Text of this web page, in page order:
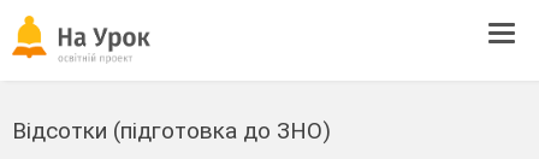
Відсотки (підготовка до ЗНО)